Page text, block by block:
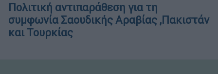
Πολιτική αντιπαράθεση για τη
συμφωνία Σαουδικής Αραβίας ,Πακιστάν
και Τουρκίας